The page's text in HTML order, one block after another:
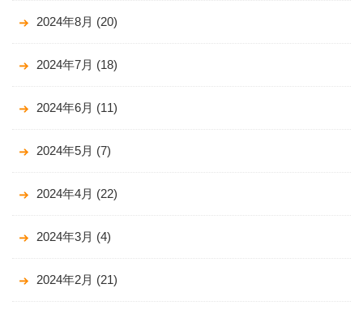
2024年8月 (20)
2024年7月 (18)
2024年6月 (11)
2024年5月 (7)
2024年4月 (22)
2024年3月 (4)
2024年2月 (21)